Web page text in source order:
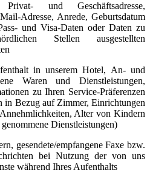
und Geschäftsadresse,
Adresse, Anrede, Geburtsdatum
und Visa-Daten oder Daten zu
Stellen ausgestellten
in unserem Hotel, An- und
Waren und Dienstleistungen,
zu Ihren Service-Präferenzen
in Bezug auf Zimmer, Einrichtungen
Alter von Kindern
Dienstleistungen)
gesendete/empfangene Faxe bzw.
bei Nutzung der von uns
während Ihres Aufenthalts